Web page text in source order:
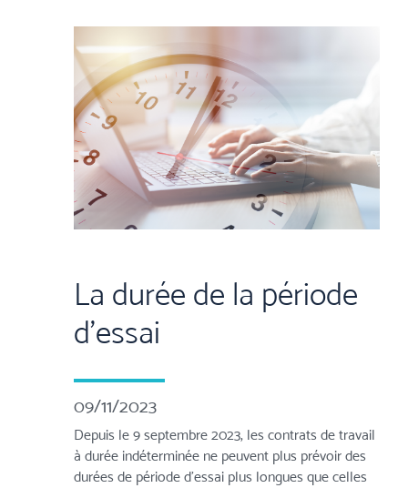
La durée de la période
d'essai
09/11/2023
Depuis le 9 septembre 2023, les contrats de travail
à durée indéterminée ne peuvent plus prévoir des
durées de période d’essai plus longues que celles